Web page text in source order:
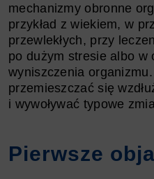
mechanizmy obronne
przykład z wiekiem, w
przewlekłych, przy
po dużym stresie albo w
wyniszczenia
przemieszczać się
i wywoływać typowe
Pierwsze